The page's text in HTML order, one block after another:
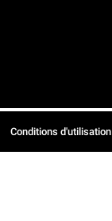
Conditions d'utilisation